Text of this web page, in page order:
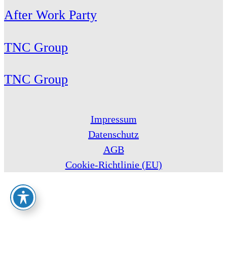
After Work Party
TNC Group
TNC Group
Impressum
Datenschutz
AGB
Cookie-Richtlinie (EU)